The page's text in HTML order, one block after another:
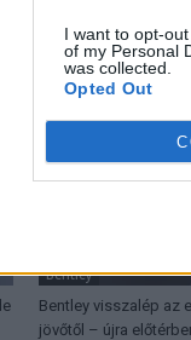
I want to opt-
of my Personal
was collected.
Opted Out
A SZERZŐTŐL
Bentley
Bentley visszalép az
jövőtől – újra